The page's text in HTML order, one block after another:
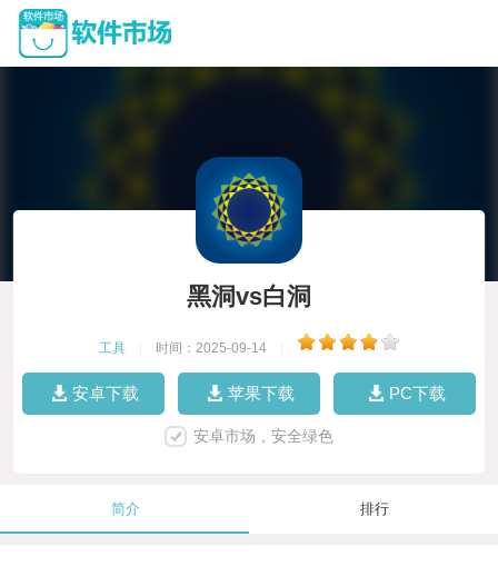
黑洞vs白洞
工具 时间：2025-09-14
安卓下载 苹果下载 PC下载
安卓市场，安全绿色
简介 排行